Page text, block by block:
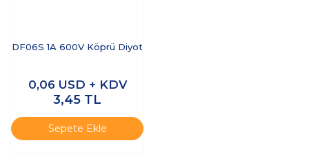
DF06S 1A 600V Köprü Diyot
0,06 USD + KDV
3,45 TL
Sepete Ekle